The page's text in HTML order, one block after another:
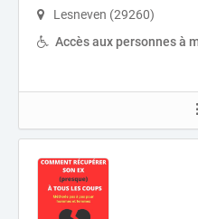
Lesneven (29260)
Accès aux personnes à